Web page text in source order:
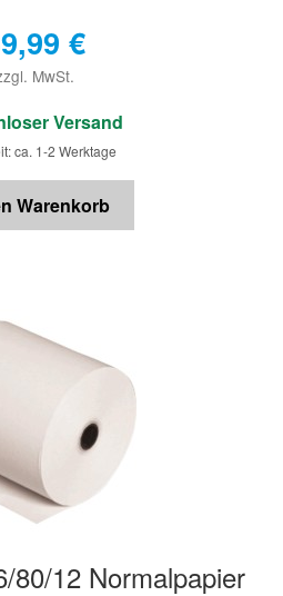
€
MwSt.
€
Versand
ca. 1-2 Werktage
Warenkorb
80/12 Normalpapier